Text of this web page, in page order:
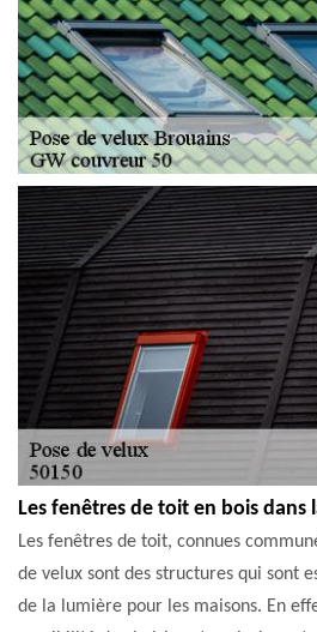
Les fenêtres de toit en bois dans
Les fenêtres de toit, connues
de velux sont des structures qui sont
de la lumière pour les maisons. En